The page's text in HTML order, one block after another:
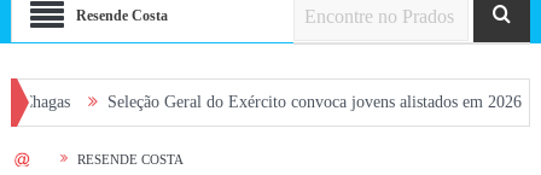
Resende Costa
Geral do Exército convoca jovens alistados em 2026 em Prados Dia
HOME RESENDE COSTA